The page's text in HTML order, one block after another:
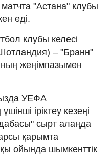
"Астана" клубы
еді.
клубы келесі
– "Бранн"
жеңімпазымен
УЕФА
іріктеу кезеңі
сырт алаңда
қарымта
ойында шымкенттік